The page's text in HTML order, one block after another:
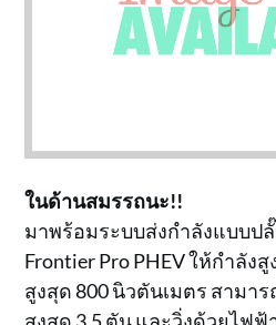
ในด้านสมรรถนะ!!
มาพร้อมระบบส่งกำลังแบบป
Frontier Pro PHEV ให้กำลัง
สูงสุด 800 นิวตันเมตร สามา